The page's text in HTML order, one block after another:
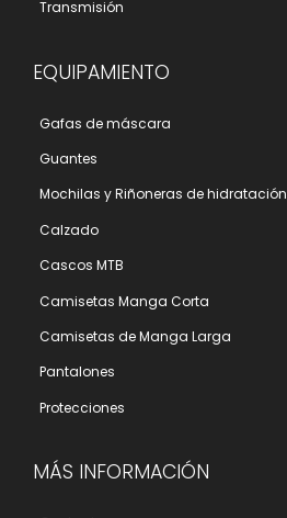
Transmisión
EQUIPAMIENTO
Gafas de máscara
Guantes
Mochilas y Riñoneras de hidratación
Calzado
Cascos MTB
Camisetas Manga Corta
Camisetas de Manga Larga
Pantalones
Protecciones
MÁS INFORMACIÓN